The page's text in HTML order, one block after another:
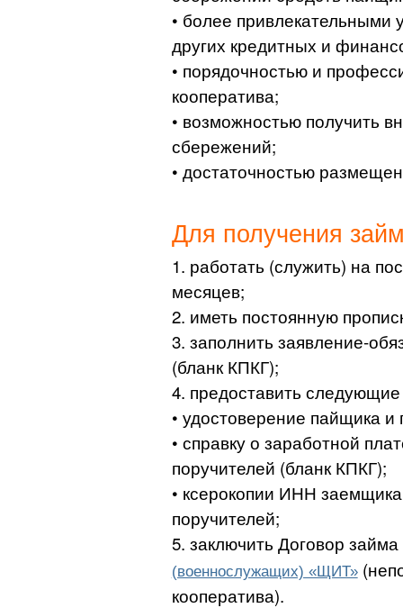
• более
других кредитных и
• порядочностью и
кооператива;
• возможностью получить
сбережений;
• достаточностью
Для получения
1. работать (служить) на
месяцев;
2. иметь постоянную
3. заполнить заявление-
(бланк КПКГ);
4. предоставить
• удостоверение пайщика
• справку о заработной
поручителей (бланк КПКГ);
• ксерокопии ИНН
поручителей;
5. заключить Договор
(военнослужащих) «ЩИТ»
кооператива).